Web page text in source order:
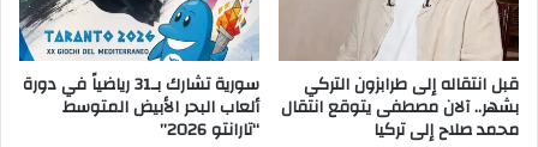
قبل انتقاله إلى طرابزون التركي
بشهر.. آلان مصطفى يتوقع انتقال
محمد صلاح إلى تركيا
سورية تشارك بـ31 رياضياً في دورة
ألعاب البحر الأبيض المتوسط
“تارانتو 2026”